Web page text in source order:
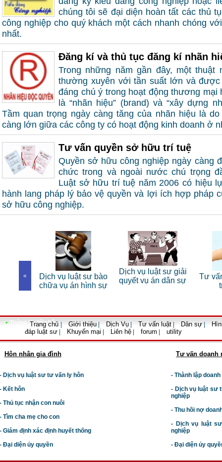
chúng tôi sẽ đại diện hoàn tất các thủ
công nghiệp cho quý khách một cách nhanh chóng
nhất.
Đăng kí và thủ tục đăng kí nhãn
Trong những năm gần đây, một thuật
thường xuyên với tần suất lớn và
đáng chú ý trong hoạt động thương mại
là “nhãn hiệu” (brand) và “xây dựng
Tầm quan trọng ngày càng tăng của nhãn hiệu là
càng lớn giữa các công ty có hoạt động kinh doanh ở
Tư vấn quyền sở hữu trí tuệ
Quyền sở hữu công nghiệp ngày càng
chức trong và ngoài nước chú trọng
Luật sở hữu trí tuệ năm 2006 có hiệu
hành lang pháp lý bảo vệ quyền và lợi ích hợp pháp
sở hữu công nghiệp.
«
Dịch vụ luật sư bào
chữa vụ án hình sự
Dịch vụ luật sư giải
quyết vụ án dân sự
Tư vấn
• Thông tin liên hệ
Trang chủ Giới thiệu Dịch Vụ Tư vấn luật Dân sự
đáp luật sư
Khuyến mại Liên hệ forum utility
Hôn nhân gia đình
Dịch vụ luật sư tư vấn ly hôn
Kết hôn
Thủ tục nhận con nuôi
Tìm cha mẹ cho con
Giám định xác định huyết thống
Đại diện ủy quyền
Tư vấn doanh
- Thành lập
- Dịch vụ luật sư t
nghiệp
- Thu hồi nợ
- Dịch vụ luật
nghiệp
- Đại diện ủy